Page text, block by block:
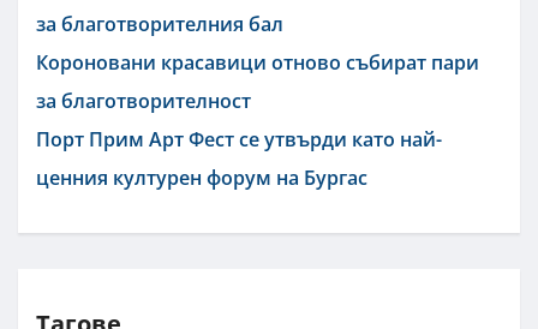
за благотворителния бал
Короновани красавици отново събират пари
за благотворителност
Порт Прим Арт Фест се утвърди като най-
ценния културен форум на Бургас